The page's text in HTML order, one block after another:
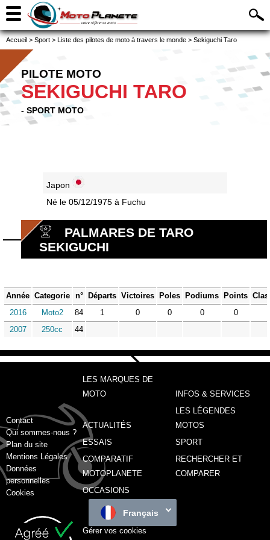
Accueil > Sport > Liste des pilotes de moto à travers le monde > Sekiguchi Taro
PILOTE MOTO
SEKIGUCHI TARO
- SPORT MOTO
Japon
Né le 05/12/1975 à Fuchu
PALMARES DE TARO
SEKIGUCHI
Année Categorie n° Départs Victoires Poles Podiums Points
2016
Moto2 84 1 0 0 0
0
2007
250cc 44
Contact
Qui sommes-nous ?
Plan du site
Mentions Légales
Données
personnelles
Cookies
LES MARQUES DE
MOTO
INFOS & SERVICES
ACTUALITÉS
LES LÉGENDES
MOTOS
ESSAIS
SPORT
COMPARATIF
MOTOPLANETE
RECHERCHER ET
COMPARER
OCCASIONS
Français
Gérer vos cookies